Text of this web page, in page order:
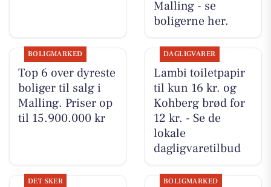
Malling - se
boligerne her.
BOLIGMARKED
Top 6 over dyreste
boliger til salg i
Malling. Priser op
til 15.900.000 kr
DAGLIGVARER
Lambi toiletpapir
til kun 16 kr. og
Kohberg brød for
12 kr. - Se de
lokale
dagligvaretilbud
DET SKER BOLIGMARKED